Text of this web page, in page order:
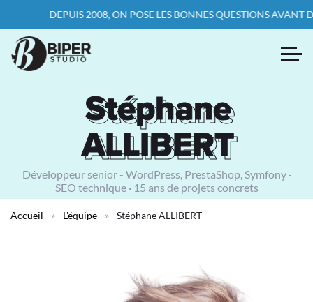
DEPUIS 2008, ON POSE LES BONNES QUESTIONS AVANT
Stéphane
ALLIBERT
Stéphane
ALLIBERT
Développeur senior - WordPress, PrestaShop, Symfony ·
SEO technique · 15 ans de projets concrets
Accueil » L'équipe » Stéphane ALLIBERT